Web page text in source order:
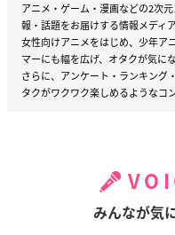
アニメ・ゲーム・漫画などの2次
報・話題をお届けする情報メディ
女性向けアニメをはじめ、少年ア
マーにも幅を広げ、オタクが気に
さらに、アンケート・ランキング
タクがワクワク楽しめるようなコ
みんなが気